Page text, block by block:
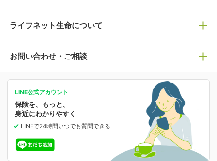
保険の基礎知識や選び方を解説！
人生のステージに必要な保険がわかる！
保険ジャンバラヤ
あなたの人生と保険選びのためのWebメディア
選ばれる理由・評判
ライフネット生命の特長
ライフネット生命が選ばれる理由がわかる！
万が一に備える
病気や手術に備える
がん保険
がんに備える
女性保険
女性特有の病気に備える
就業不能保険
就業不能状態に備える
マイページログイン
ご契約内容の確認
お客さま情報の確認・変更
保険料の支払い方法の変更
中断したお申し込みの再開
お申し込み後の状況確認
減額・解約・追加契約の申し込み など
ライフネット生命について
ライフネット生命についてトップ
会社情報
業績・財務情報
保険金等の支払状況
お問い合わせ・ご相談
保険相談サービス
よくあるご質問
LINE公式アカウント
保険を、もっと、
身近にわかりやすく
LINEで24時間いつでも質問できる